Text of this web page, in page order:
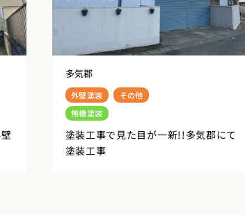
多気郡
外壁塗装
その他
無機塗装
塗装工事で見た目が一新!!多気郡にて
塗装工事